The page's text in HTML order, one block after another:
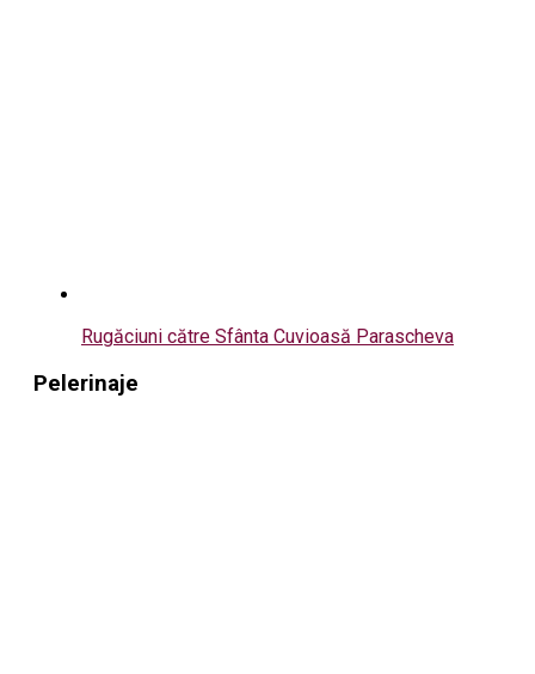
Rugăciuni către Sfânta Cuvioasă Parascheva
Pelerinaje